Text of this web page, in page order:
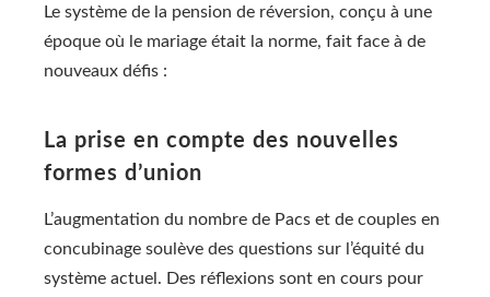
Le système de la pension de réversion, conçu à une
époque où le mariage était la norme, fait face à de
nouveaux défis :
La prise en compte des nouvelles
formes d’union
L’augmentation du nombre de Pacs et de couples en
concubinage soulève des questions sur l’équité du
système actuel. Des réflexions sont en cours pour